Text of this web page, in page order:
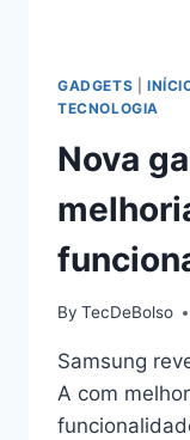
GADGETS
TECNOLOGIA
Nova
By TecDeBolso
Samsung
A com